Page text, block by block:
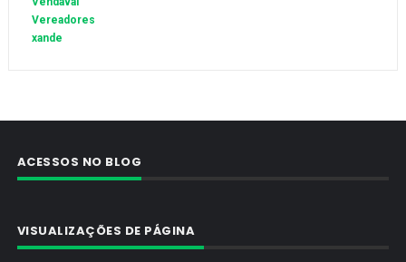
Vereadores
xande
ACESSOS NO BLOG
VISUALIZAÇÕES DE PÁGINA